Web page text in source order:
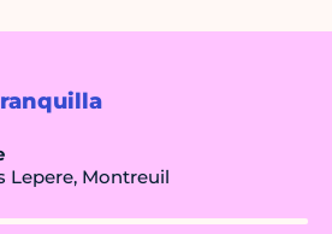
Lepere, Montreuil